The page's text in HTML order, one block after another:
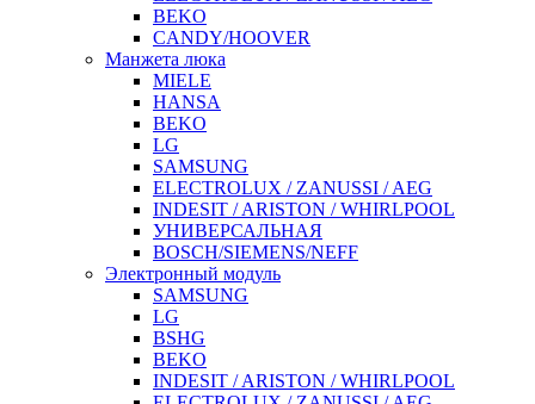
BEKO
CANDY/HOOVER
Манжета люка
MIELE
HANSA
BEKO
LG
SAMSUNG
ELECTROLUX / ZANUSSI / AEG
INDESIT / ARISTON / WHIRLPOOL
УНИВЕРСАЛЬНАЯ
BOSCH/SIEMENS/NEFF
Электронный модуль
SAMSUNG
LG
BSHG
BEKO
INDESIT / ARISTON / WHIRLPOOL